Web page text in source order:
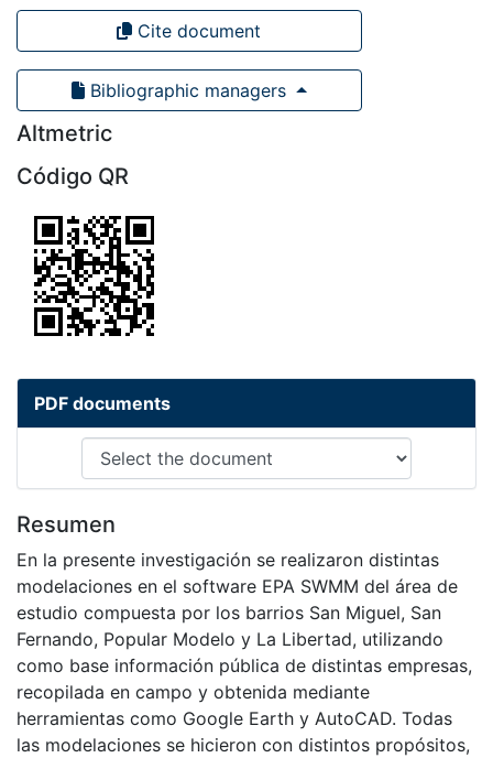
Cite document
Bibliographic managers
Altmetric
Código QR
PDF documents
Resumen
En la presente investigación se realizaron distintas
modelaciones en el software EPA SWMM del área de
estudio compuesta por los barrios San Miguel, San
Fernando, Popular Modelo y La Libertad, utilizando
como base información pública de distintas empresas,
recopilada en campo y obtenida mediante
herramientas como Google Earth y AutoCAD. Todas
las modelaciones se hicieron con distintos propósitos,